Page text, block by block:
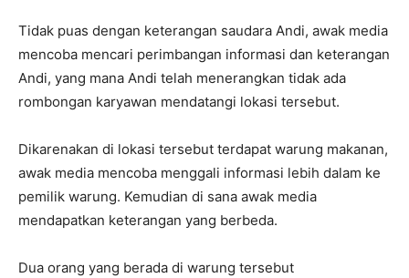
Tidak puas dengan keterangan saudara Andi, awak media
mencoba mencari perimbangan informasi dan keterangan
Andi, yang mana Andi telah menerangkan tidak ada
rombongan karyawan mendatangi lokasi tersebut.
Dikarenakan di lokasi tersebut terdapat warung makanan,
awak media mencoba menggali informasi lebih dalam ke
pemilik warung. Kemudian di sana awak media
mendapatkan keterangan yang berbeda.
Dua orang yang berada di warung tersebut